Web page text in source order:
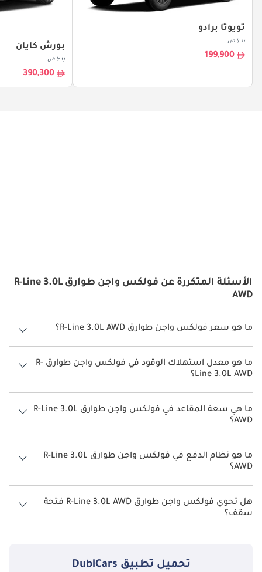
تويوتا برادو
بدءا من
199,900
بورش كايان
بدءا من
390,300
الأسئلة المتكررة عن فولكس واجن طوارق R-Line 3.0L
AWD
ما هو سعر فولكس واجن طوارق R-Line 3.0L AWD؟
سعر فولكس واجن طوارق R-Line 3.0L AWD هو درهم 265,000.
ما هو معدل استهلاك الوقود في فولكس واجن طوارق R-
Line 3.0L AWD؟
يبلغ معدل استهلاك الوقود المقترح من الشركة المصنعة لسيارة فولكس
واجن طوارق 2026 من 8 كم/ليتر - 11 كم/ليتر.
ما هي سعة المقاعد في فولكس واجن طوارق R-Line 3.0L
AWD؟
تتسع فولكس واجن طوارق R-Line 3.0L AWD لأ 5 أشخاص.
ما هو نظام الدفع في فولكس واجن طوارق R-Line 3.0L
AWD؟
نظام الدفع في فولكس واجن طوارق All Wheel Drive R-Line 3.0L AWD.
هل تحوي فولكس واجن طوارق R-Line 3.0L AWD فتحة
سقف؟
نعم توفر فولكس واجن طوارق R-Line 3.0L AWD فتحة السقف كخيار.
تحميل تطبيق DubiCars